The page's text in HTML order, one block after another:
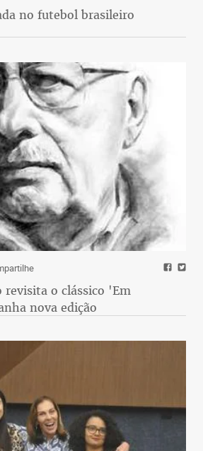
no futebol brasileiro
revisita o clássico 'Em
nova edição